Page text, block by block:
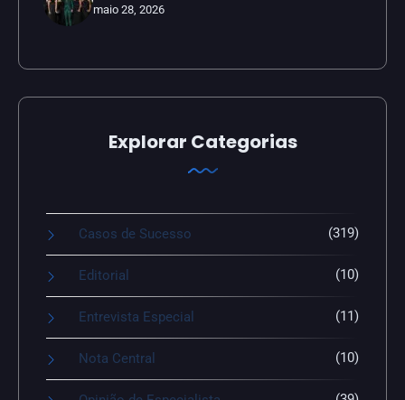
maio 28, 2026
Explorar Categorias
Casos de Sucesso (319)
Editorial (10)
Entrevista Especial (11)
Nota Central (10)